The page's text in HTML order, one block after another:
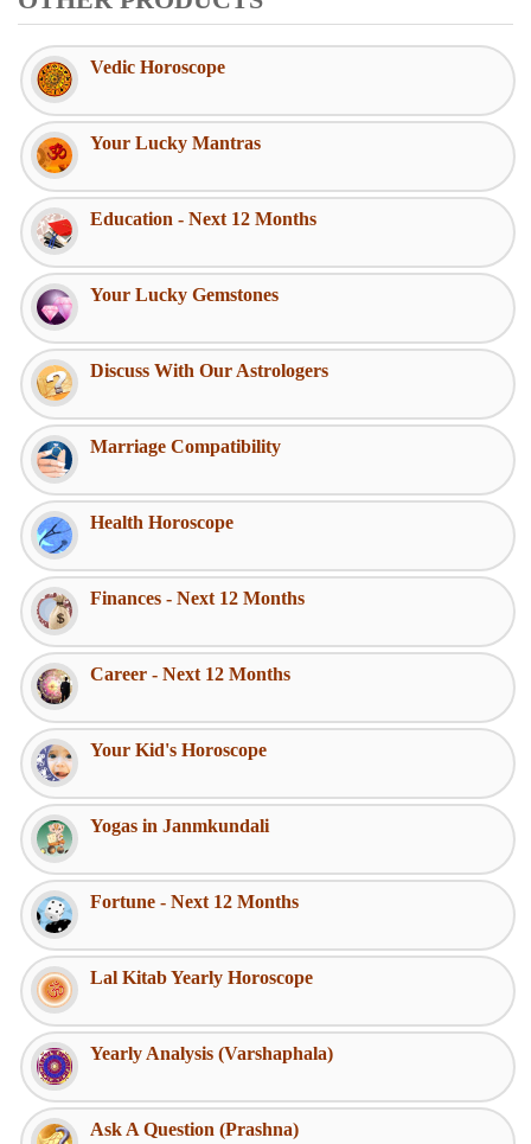
Vedic Horoscope
Your Lucky Mantras
Education - Next 12 Months
Your Lucky Gemstones
Discuss With Our Astrologers
Marriage Compatibility
Health Horoscope
Finances - Next 12 Months
Career - Next 12 Months
Your Kid's Horoscope
Yogas in Janmkundali
Fortune - Next 12 Months
Lal Kitab Yearly Horoscope
Yearly Analysis (Varshaphala)
Ask A Question (Prashna)